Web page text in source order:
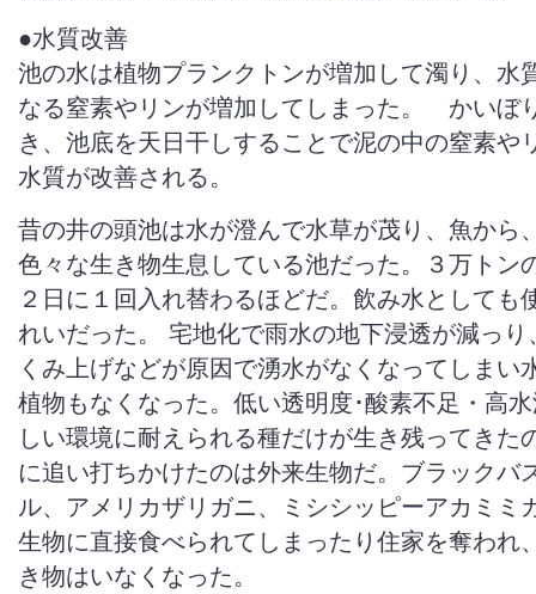
●水質改善
池の水は植物プランクトンが増加して濁り、水
なる窒素やリンが増加してしまった。 かいぼ
き、池底を天日干しすることで泥の中の窒素や
水質が改善される。
昔の井の頭池は水が澄んで水草が茂り、魚から
色々な生き物生息している池だった。３万トン
２日に１回入れ替わるほどだ。飲み水としても
れいだった。 宅地化で雨水の地下浸透が減っ
くみ上げなどが原因で湧水がなくなってしまい
植物もなくなった。低い透明度･酸素不足・高
しい環境に耐えられる種だけが生き残ってきた
に追い打ちかけたのは外来生物だ。ブラックバ
ル、アメリカザリガニ、ミシシッピーアカミミ
生物に直接食べられてしまったり住家を奪われ
き物はいなくなった。